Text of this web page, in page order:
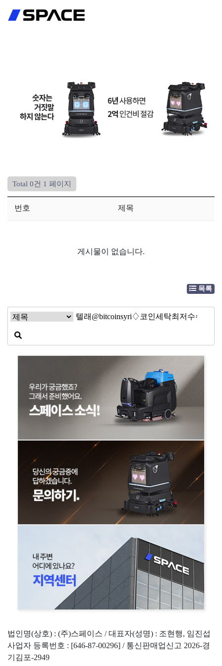
로그인
Total 0건 1 페이지
번호 제목
게시물이 없습니다.
목록
법인명(상호) : (주)스페이스 / 대표자(성명) : 조현행, 임진섭
사업자 등록번호 : [646-87-00296] / 통신판매업신고 2026-경
기김포-2949